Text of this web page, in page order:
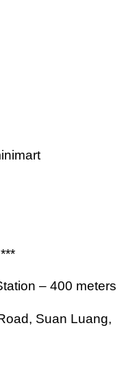
– 400 meters
Suan Luang,